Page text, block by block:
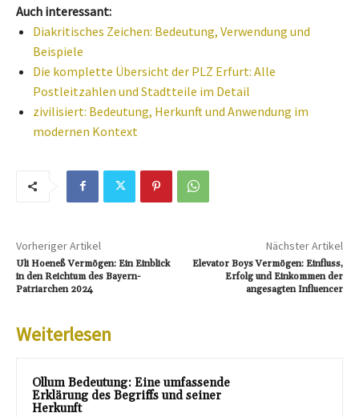
Auch interessant:
Diakritisches Zeichen: Bedeutung, Verwendung und
Beispiele
Die komplette Übersicht der PLZ Erfurt: Alle
Postleitzahlen und Stadtteile im Detail
zivilisiert: Bedeutung, Herkunft und Anwendung im
modernen Kontext
Vorheriger Artikel
Uli Hoeneß Vermögen: Ein Einblick
in den Reichtum des Bayern-
Patriarchen 2024
Nächster Artikel
Elevator Boys Vermögen: Einfluss,
Erfolg und Einkommen der
angesagten Influencer
Weiterlesen
Ollum Bedeutung: Eine umfassende
Erklärung des Begriffs und seiner
Herkunft